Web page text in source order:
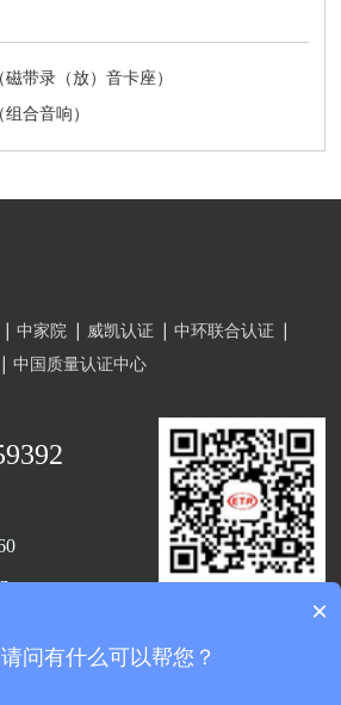
带录（放）音卡座）
合音响）
中家院 威凯认证
中环联合认证
中国质量认证中心
×
问有什么可以帮您？